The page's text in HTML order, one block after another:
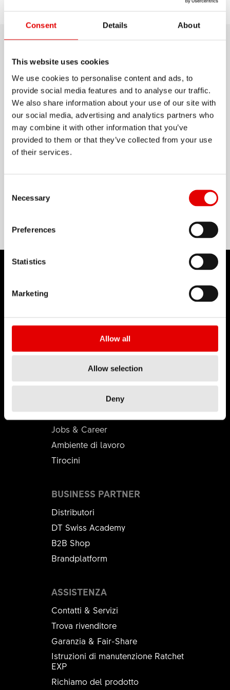
Consent Details About
This website uses cookies
We use cookies to personalise content and ads, to
provide social media features and to analyse our traffic.
We also share information about your use of our site with
our social media, advertising and analytics partners who
may combine it with other information that you’ve
provided to them or that they’ve collected from your use
of their services.
Necessary
Preferences
Statistics
Marketing
Allow all
Allow selection
Deny
Assistenza
Bestia all-terrain per il rider attento al budget,
con la sua larghezza interna di 30 mm l'H 552
consente di scegliere liberamente le larghezze
degli pneumatici e offre l'affidabilità firmata DT
Swiss a un prezzo che ti farà davvero felice.
Mostra di più
ALUMINIUM
CARRIERA
Jobs & Career
Ambiente di lavoro
Tirocini
ASSISTENZA
Contatti & Servizi
Trova rivenditore
Garanzia & Fair-Share
Istruzioni di manutenzione Ratchet
EXP
Richiamo del prodotto
BUSINESS PARTNER
Distributori
DT Swiss Academy
B2B Shop
Brandplatform